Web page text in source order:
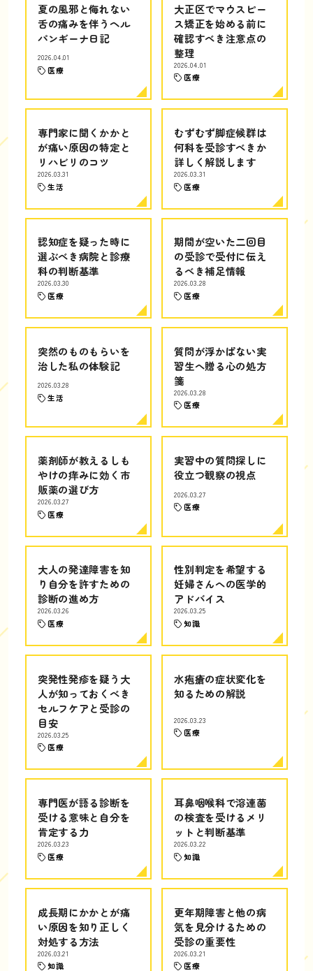
夏の風邪と侮れない
舌の痛みを伴うヘル
パンギーナ日記
2026.04.01
医療
大正区でマウスピー
ス矯正を始める前に
確認すべき注意点の
整理
2026.04.01
医療
専門家に聞くかかと
が痛い原因の特定と
リハビリのコツ
2026.03.31
生活
むずむず脚症候群は
何科を受診すべきか
詳しく解説します
2026.03.31
医療
認知症を疑った時に
選ぶべき病院と診療
科の判断基準
2026.03.30
医療
期間が空いた二回目
の受診で受付に伝え
るべき補足情報
2026.03.28
医療
突然のものもらいを
治した私の体験記
2026.03.28
生活
質問が浮かばない実
習生へ贈る心の処方
箋
2026.03.28
医療
薬剤師が教えるしも
やけの痒みに効く市
販薬の選び方
2026.03.27
医療
実習中の質問探しに
役立つ観察の視点
2026.03.27
医療
大人の発達障害を知
り自分を許すための
診断の進め方
2026.03.26
医療
性別判定を希望する
妊婦さんへの医学的
アドバイス
2026.03.25
知識
突発性発疹を疑う大
人が知っておくべき
セルフケアと受診の
目安
2026.03.25
医療
水疱瘡の症状変化を
知るための解説
2026.03.23
医療
専門医が語る診断を
受ける意味と自分を
肯定する力
2026.03.23
医療
耳鼻咽喉科で溶連菌
の検査を受けるメリ
ットと判断基準
2026.03.22
知識
成長期にかかとが痛
い原因を知り正しく
対処する方法
2026.03.21
知識
更年期障害と他の病
気を見分けるための
受診の重要性
2026.03.21
医療